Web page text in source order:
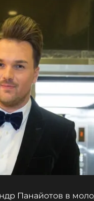
Панайотов в